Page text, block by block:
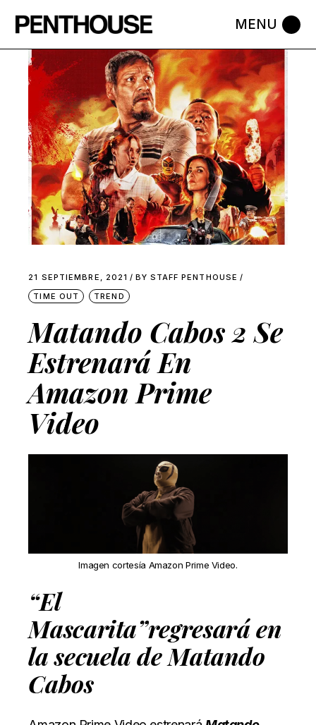
the
21 SEPTIEMBRE, 2021 BY STAFF PENTHOUSE
TIME OUT
TREND
Matando Cabos 2 Se
Estrenará En
Amazon Prime
Video
Imagen cortesía Amazon Prime Video.
“El
Mascarita”regresará en
la secuela deMatando
Cabos